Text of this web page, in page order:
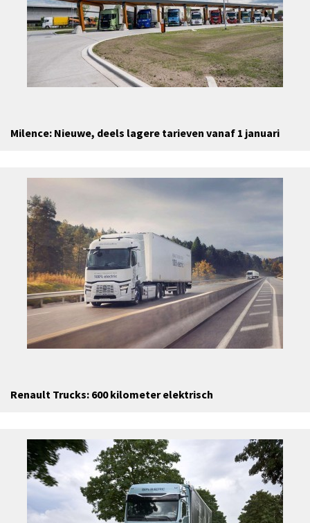
Milence: Nieuwe, deels lagere tarieven vanaf 1 januari
Renault Trucks: 600 kilometer elektrisch